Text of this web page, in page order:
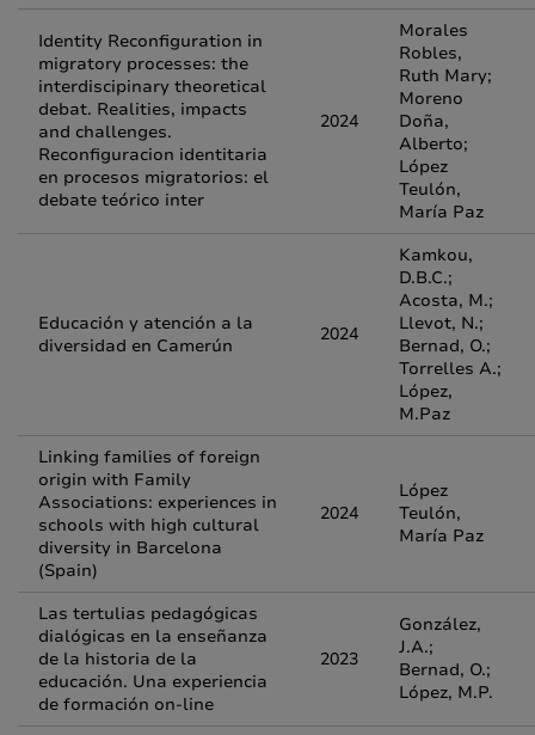
Identity Reconfiguration in
migratory processes: the
interdiscipinary theoretical
debat. Realities, impacts
and challenges.
Reconfiguracion identitaria
en procesos migratorios: el
debate teórico inter
2024
Morales
Robles,
Ruth Mary;
Moreno
Doña,
Alberto;
López
Teulón,
María Paz
Educación y atención a la
diversidad en Camerún
2024
Kamkou,
D.B.C.;
Acosta, M.;
Llevot, N.;
Bernad, O.;
Torrelles A.;
López,
M.Paz
Linking families of foreign
origin with Family
Associations: experiences in
schools with high cultural
diversity in Barcelona
(Spain)
2024
López
Teulón,
María Paz
Las tertulias pedagógicas
dialógicas en la enseñanza
de la historia de la
educación. Una experiencia
de formación on-line
2023
González,
J.A.;
Bernad, O.;
López, M.P.